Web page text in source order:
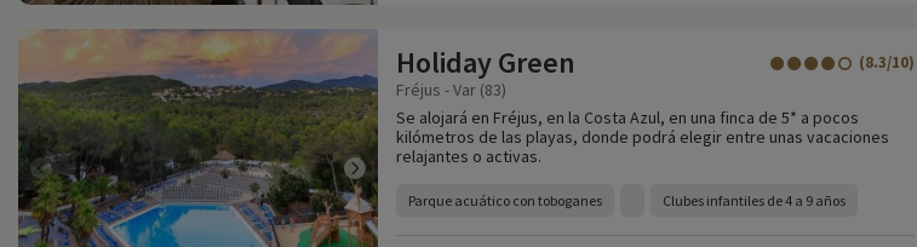
Holiday Green (8.3/10)
Fréjus - Var (83)
Se alojará en Fréjus, en la Costa Azul, en una finca de 5* a pocos
kilómetros de las playas, donde podrá elegir entre unas vacaciones
relajantes o activas.
Parque acuático con toboganes Clubes infantiles de 4 a 9 años